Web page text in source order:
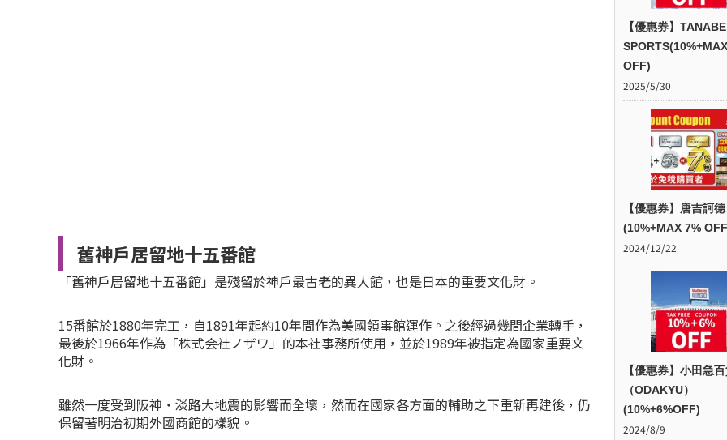
舊神戶居留地十五番館
「舊神戶居留地十五番館」是殘留於神戶最古老的異人館，也是日本的重要文化財。
15番館於1880年完工，自1891年起約10年間作為美國領事館運作。之後經過幾間企業轉手，
最後於1966年作為「株式会社ノザワ」的本社事務所使用，並於1989年被指定為國家重要文
化財。
雖然一度受到阪神・淡路大地震的影響而全壞，然而在國家各方面的輔助之下重新再建後，仍
保留著明治初期外國商館的樣貌。
【優惠券】TANABE
OFF)
2025/5/30
【優惠券】唐吉訶德
(10%+MAX 7%
2024/12/22
【優惠券】小田急
（ODAKYU）
(10%+6%OFF)
2024/8/9